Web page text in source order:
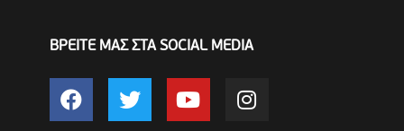
ΒΡΕΙΤΕ ΜΑΣ ΣΤΑ SOCIAL MEDIA